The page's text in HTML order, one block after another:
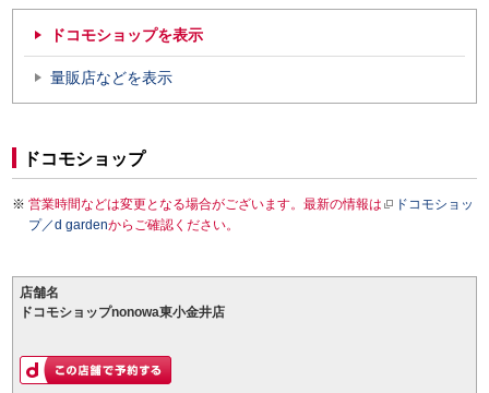
ドコモショップを表示
量販店などを表示
ドコモショップ
営業時間などは変更となる場合がございます。最新の情報は
ドコモショッ
プ／d gardenからご確認ください。
店舗名
ドコモショップnonowa東小金井店